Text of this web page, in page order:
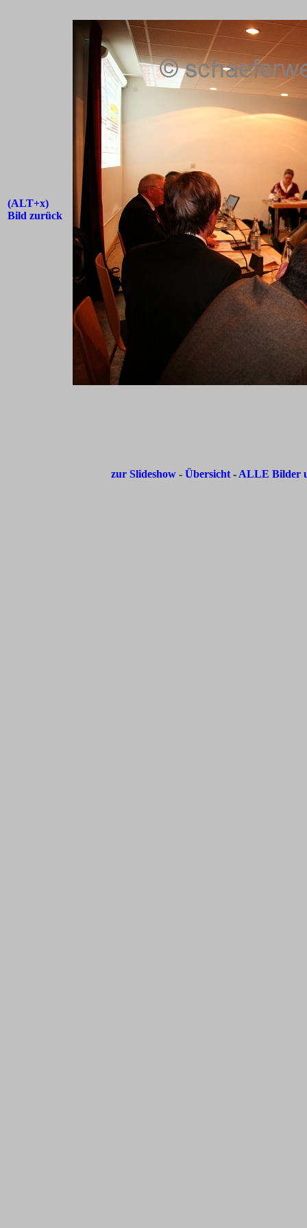
(ALT+x)
Bild zurück
zur Slideshow- Übersicht - ALLE Bilder